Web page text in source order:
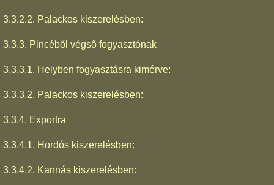
3.3.2.2. Palackos kiszerelésben:
3.3.3. Pincéből végső fogyasztónak
3.3.3.1. Helyben fogyasztásra kimérve:
3.3.3.2. Palackos kiszerelésben:
3.3.4. Exportra
3.3.4.1. Hordós kiszerelésben:
3.3.4.2. Kannás kiszerelésben: